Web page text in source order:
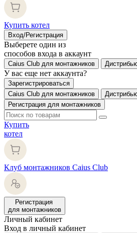
Купить котел
Вход/Регистрация
Выберете один из
способов входа в аккаунт
Caius Club для монтажников
У вас еще нет аккаунта?
Зарегистрироваться
Caius Club для монтажников
Регистрация для монтажников
Купить
котел
Клуб монтажников Caius Club
Регистрация
для монтажников
Личный кабинет
Вход в личный кабинет